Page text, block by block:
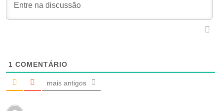
1 COMENTÁRIO
mais antigos